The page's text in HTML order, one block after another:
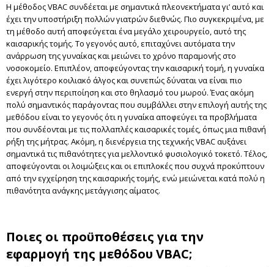
Η μέθοδος VBAC συνδέεται με σημαντικά πλεονεκτήματα γι’ αυτό και
έχει την υποστήριξη πολλών γιατρών διεθνώς. Πιο συγκεκριμένα, με
τη μέθοδο αυτή αποφεύγεται ένα μεγάλο χειρουργείο, αυτό της
καισαρικής τομής. Το γεγονός αυτό, επιταχύνει αυτόματα την
ανάρρωση της γυναίκας και μειώνει το χρόνο παραμονής στο
νοσοκομείο. Επιπλέον, αποφεύγοντας την καισαρική τομή, η γυναίκα
έχει λιγότερο κοιλιακό άλγος και συνεπώς δύναται να είναι πιο
ενεργή στην περιποίηση και στο θηλασμό του μωρού. Ένας ακόμη
πολύ σημαντικός παράγοντας που συμβάλλει στην επιλογή αυτής της
μεθόδου είναι το γεγονός ότι η γυναίκα αποφεύγει τα προβλήματα
που συνδέονται με τις πολλαπλές καισαρικές τομές, όπως μια πιθανή
ρήξη της μήτρας. Ακόμη, η διενέργεια της τεχνικής VBAC αυξάνει
σημαντικά τις πιθανότητες για μελλοντικό φυσιολογικό τοκετό. Τέλος,
αποφεύγονται οι λοιμώξεις και οι επιπλοκές που συχνά προκύπτουν
από την εγχείρηση της καισαρικής τομής, ενώ μειώνεται κατά πολύ η
πιθανότητα ανάγκης μετάγγισης αίματος.
Ποιες οι προϋποθέσεις για την
εφαρμογή της μεθόδου VBAC;